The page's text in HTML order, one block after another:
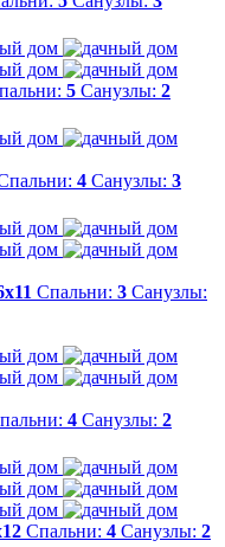
5 Санузлы: 2
4 Санузлы: 3
Спальни: 3 Санузлы:
4 Санузлы: 2
Спальни: 4 Санузлы: 2